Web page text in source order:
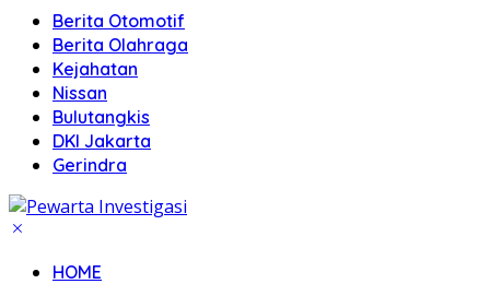
Berita Otomotif
Berita Olahraga
Kejahatan
Nissan
Bulutangkis
DKI Jakarta
Gerindra
HOME